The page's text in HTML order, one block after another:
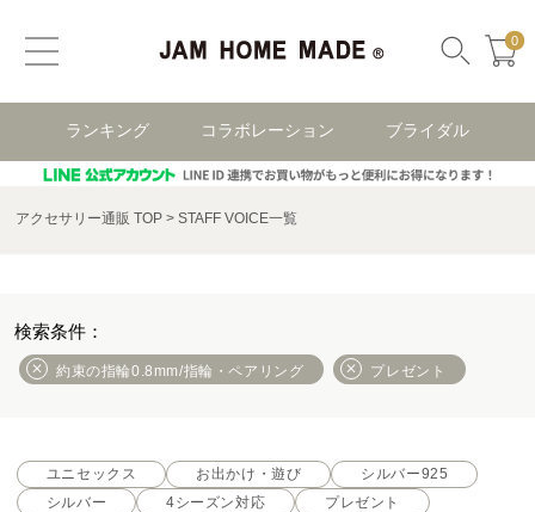
0
ランキング コラボレーション ブライダル
アクセサリー通販 TOP STAFF VOICE一覧
約束の指輪0.8mm/指輪・ペアリング プレゼント
ユニセックス お出かけ・遊び
シルバー925
シルバー
4シーズン対応
プレゼント